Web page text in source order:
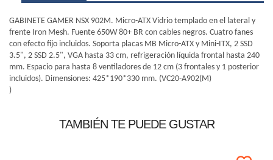
GABINETE GAMER NSX 902M. Micro-ATX Vidrio templado en el lateral y
frente Iron Mesh. Fuente 650W 80+ BR con cables negros. Cuatro fanes
con efecto fijo incluidos. Soporta placas MB Micro-ATX y Mini-ITX, 2 SSD
3.5", 2 SSD 2.5", VGA hasta 33 cm, refrigeración líquida frontal hasta 240
mm. Espacio para hasta 8 ventiladores de 12 cm (3 frontales y 1 posterior
incluidos). Dimensiones: 425*190*330 mm. (VC20-A902(M)
)
TAMBIÉN TE PUEDE GUSTAR